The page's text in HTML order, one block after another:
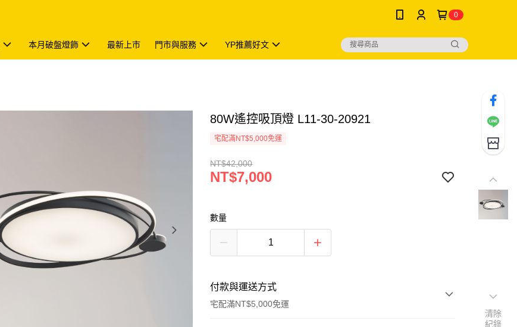
0
本月破盤燈飾 最新上市 門市與服務 YP推薦好文
80W遙控吸頂燈 L11-30-20921
宅配滿NT$5,000免運
NT$42,000
NT$7,000
數量
付款與運送方式
宅配滿NT$5,000免運
清除
紀錄